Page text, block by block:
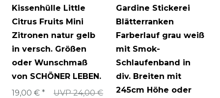
Kissenhülle Little
Citrus Fruits Mini
Zitronen natur gelb
in versch. Größen
oder Wunschmaß
von SCHÖNER LEBEN.
UVP 24,00 €
19,00 € *
Gardine Stickerei
Blätterranken
Farberlauf grau weiß
mit Smok-
Schlaufenband in
div. Breiten mit
245cm Höhe oder